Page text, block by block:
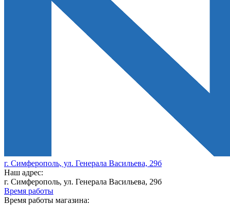
г. Симферополь, ул. Генерала Васильева, 29б
Наш адрес:
г. Симферополь, ул. Генерала Васильева, 29б
Время работы
Время работы магазина: